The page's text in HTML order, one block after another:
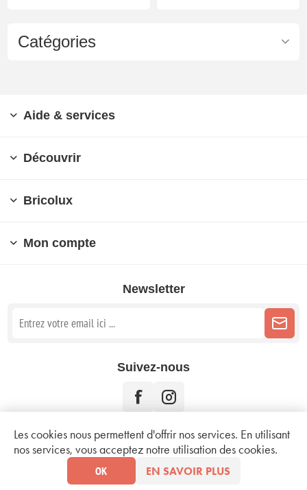
Catégories
Aide & services
Découvrir
Bricolux
Mon compte
Newsletter
Suivez-nous
Copyright © 2026 Bricolux. Tous droits réservés.
Conditions d'utilisation
Les cookies nous permettent d'offrir nos services. En utilisant
nos services, vous acceptez notre utilisation des cookies.
OK EN SAVOIR PLUS